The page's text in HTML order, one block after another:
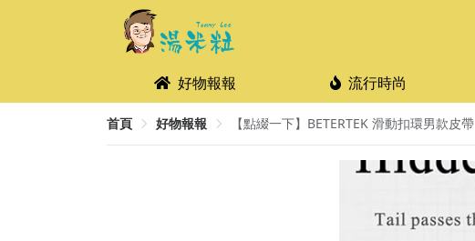
好物報報 流行時尚
首頁 好物報報 【點綴一下】BETERTEK 滑動扣環男款皮帶